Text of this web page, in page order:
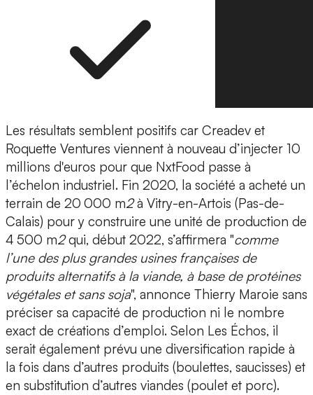
Les résultats semblent positifs car Creadev et
Roquette Ventures viennent à nouveau d’injecter 10
millions d'euros pour que NxtFood passe à
l’échelon industriel. Fin 2020, la société a acheté un
terrain de 20 000 m2à Vitry-en-Artois (Pas-de-
Calais) pour y construire une unité de production de
4 500 m2qui, début 2022, s’affirmera "comme
l’une des plus grandes usines françaises de
produits alternatifs à la viande, à base de protéines
végétales et sans soja", annonce Thierry Maroie sans
préciser sa capacité de production ni le nombre
exact de créations d’emploi. Selon Les Échos, il
serait également prévu une diversification rapide à
la fois dans d’autres produits (boulettes, saucisses) et
en substitution d’autres viandes (poulet et porc).